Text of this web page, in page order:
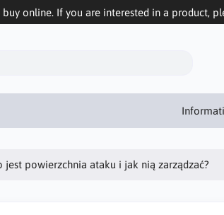
online. If you are interested in a product,
jest powierzchnia ataku i jak nią zarządzać?